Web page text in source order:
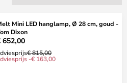
Mini LED hanglamp, Ø 28 cm, goud -
Dixon
652,00
€ 815,00
-€ 163,00